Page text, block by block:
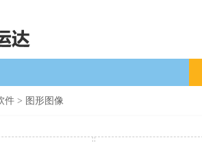
件 > 图形图像